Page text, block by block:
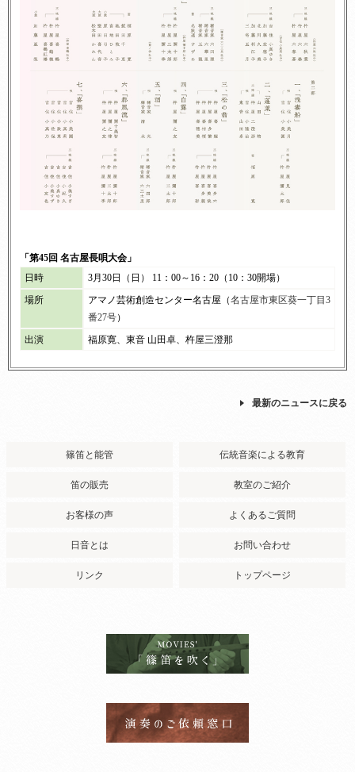
「第45回 名古屋長唄大会」
日時
3月30日（日） 11：00～16：20（10：30開場）
場所
アマノ芸術創造センター名古屋（名古屋市東区葵一丁目3
番27号）
出演
福原寛、東音 山田卓、杵屋三澄那
最新のニュースに戻る
篠笛と能管 伝統音楽による教育
笛の販売 教室のご紹介
お客様の声 よくあるご質問
日音とは お問い合わせ
リンク トップページ